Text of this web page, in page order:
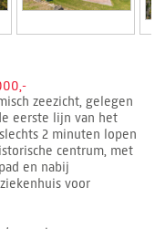
zeezicht, gelegen
eerste lijn van het
2 minuten lopen
centrum, met
en nabij
voor